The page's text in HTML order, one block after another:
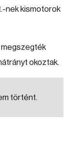
nek kismotorok
megszegték
okoztak.
történt.